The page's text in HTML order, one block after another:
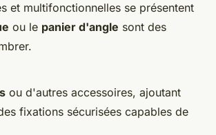
et multifonctionnelles se présentent
ou le panier d'angle sont des
ou d'autres accessoires, ajoutant
fixations sécurisées capables de